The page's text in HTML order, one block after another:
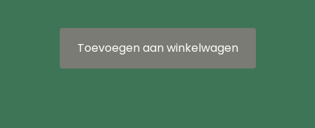
Toevoegen aan winkelwagen